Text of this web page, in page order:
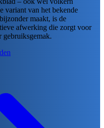
variant van het bekende
maakt, is de
afwerking die zorgt voor
gebruiksgemak.